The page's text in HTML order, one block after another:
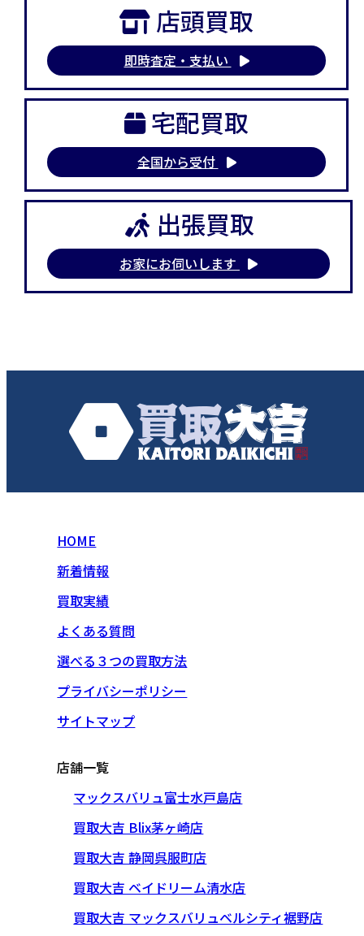
店頭買取
即時査定・支払い
宅配買取
全国から受付
出張買取
お家にお伺いします
HOME
新着情報
買取実績
よくある質問
選べる３つの買取方法
プライバシーポリシー
サイトマップ
店舗一覧
マックスバリュ富士水戸島店
買取大吉 Blix茅ヶ崎店
買取大吉 静岡呉服町店
買取大吉 ベイドリーム清水店
買取大吉 マックスバリュベルシティ裾野店